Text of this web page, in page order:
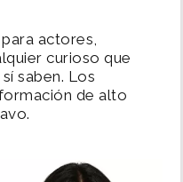
actores,
curioso que
saben. Los
de alto